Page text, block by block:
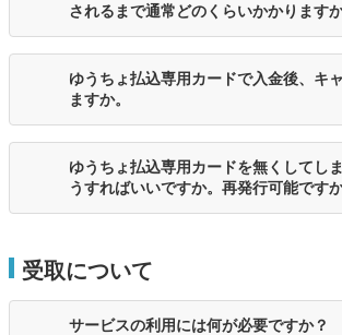
されるまで通常どのくらいかかりますか
ゆうちょ払込専用カードで入金後、キ
ますか。
ゆうちょ払込専用カードを無くしてし
うすればいいですか。再発行可能ですか
受取について
サービスの利用には何が必要ですか？